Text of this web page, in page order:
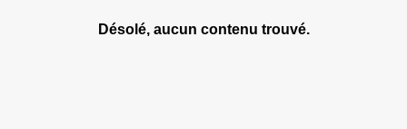
Désolé, aucun contenu trouvé.